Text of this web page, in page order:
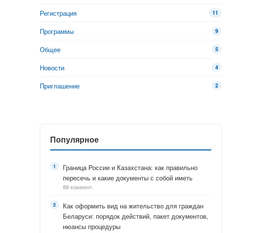
Регистрация 11
Программы 9
Общее 5
Новости 4
Приглашение 2
Популярное
Граница России и Казахстана: как правильно
пересечь и какие документы с собой иметь
88 коммент.
Как оформить вид на жительство для граждан
Беларуси: порядок действий, пакет документов,
нюансы процедуры